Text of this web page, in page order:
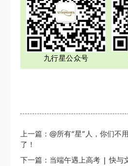
九行星公众号
上一篇：@所有“星”人，你们不
了！
下一篇：当端午遇上高考 | 快与